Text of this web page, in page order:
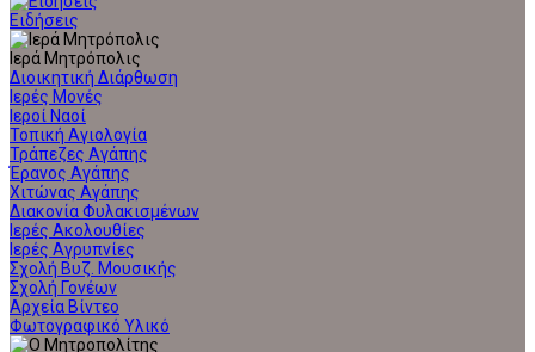
Ειδήσεις
Ιερά Μητρόπολις
Διοικητική Διάρθωση
Ιερές Μονές
Ιεροί Ναοί
Τοπική Αγιολογία
Τράπεζες Αγάπης
Έρανος Αγάπης
Χιτώνας Αγάπης
Διακονία Φυλακισμένων
Ιερές Ακολουθίες
Ιερές Αγρυπνίες
Σχολή Βυζ. Μουσικής
Σχολή Γονέων
Αρχεία Βίντεο
Φωτογραφικό Υλικό